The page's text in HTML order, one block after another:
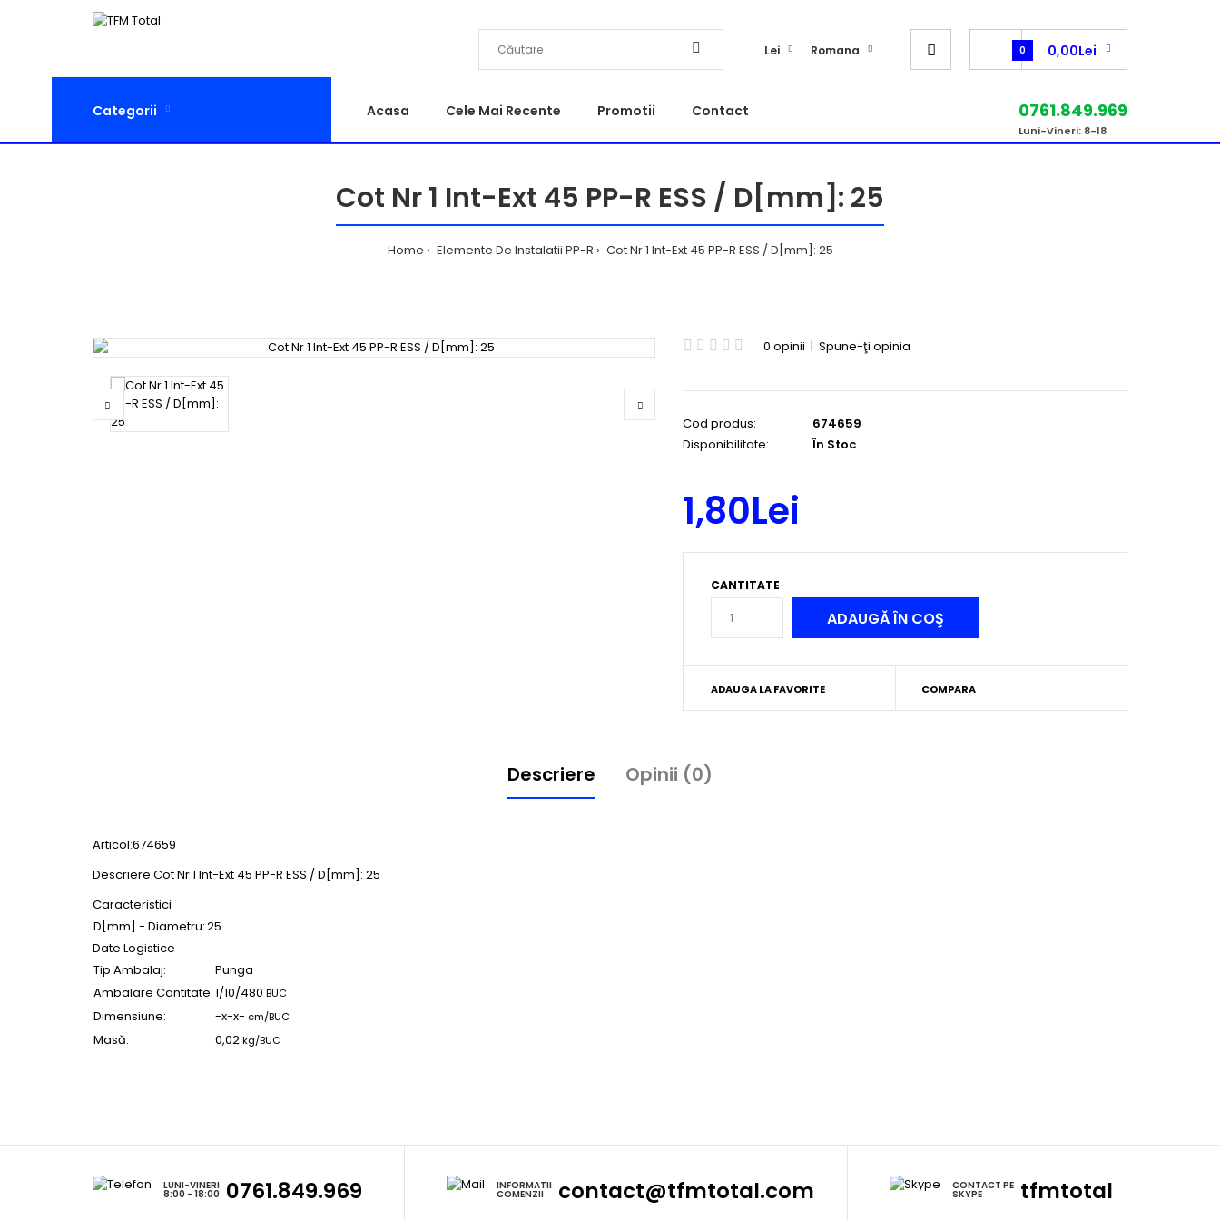
Lei Romana 0 0,00Lei
Categorii Acasa Cele Mai Recente Promotii Contact 0761.849.969
Luni-Vineri: 8-18
Cot Nr 1 Int-Ext 45 PP-R ESS / D[mm]: 25
Home Elemente De Instalatii PP-R Cot Nr 1 Int-Ext 45 PP-R ESS / D[mm]: 25
0 opinii | Spune-ţi opinia
Cod produs:
674659
Disponibilitate:
În Stoc
1,80Lei
CANTITATE
ADAUGA LA FAVORITE COMPARA
Descriere Opinii (0)
Articol:674659
Descriere:Cot Nr 1 Int-Ext 45 PP-R ESS / D[mm]: 25
Caracteristici
D[mm] - Diametru:25
Date Logistice
Tip Ambalaj:
Punga
Ambalare Cantitate:1/10/480 BUC
Dimensiune: -x-x- cm/BUC
Masă: 0,02kg/BUC
LUNI-VINERI
8:00 - 18:00 0761.849.969 INFORMATII
COMENZII contact@tfmtotal.com CONTACT PE
SKYPE tfmtotal